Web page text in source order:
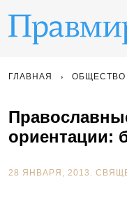
ГЛАВНАЯ ОБЩЕСТВО
ориентации:
28 ЯНВАРЯ, 2013.